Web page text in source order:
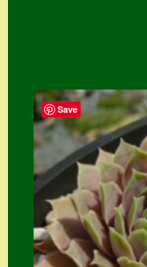
Save